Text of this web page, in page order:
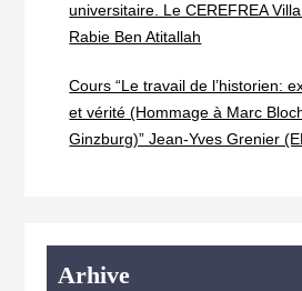
universitaire. Le CEREFREA
Rabie Ben Atitallah
Cours “Le travail de l’historien:
et vérité (Hommage à Marc
Ginzburg)” Jean-Yves Grenier
Arhive